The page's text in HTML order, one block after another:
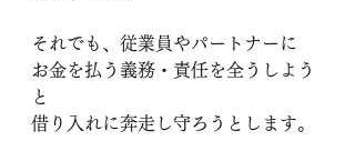
それでも、従業員やパートナーに
お金を払う義務・責任を全うしよう
と
借り入れに奔走し守ろうとします。